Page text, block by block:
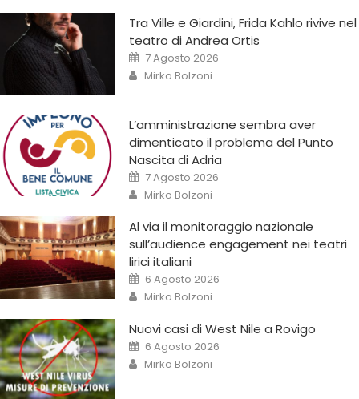
Tra Ville e Giardini, Frida Kahlo rivive nel
teatro di Andrea Ortis
7 Agosto 2026
Mirko Bolzoni
L’amministrazione sembra aver
dimenticato il problema del Punto
Nascita di Adria
7 Agosto 2026
Mirko Bolzoni
Al via il monitoraggio nazionale
sull’audience engagement nei teatri
lirici italiani
6 Agosto 2026
Mirko Bolzoni
Nuovi casi di West Nile a Rovigo
6 Agosto 2026
Mirko Bolzoni